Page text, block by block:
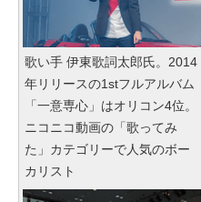
歌い手 伊東歌詞太郎氏。2014
年リリースの1stフルアルバム
「一意専心」はオリコン4位。
ニコニコ動画の「歌ってみ
た」カテゴリーで人気のボー
カリスト